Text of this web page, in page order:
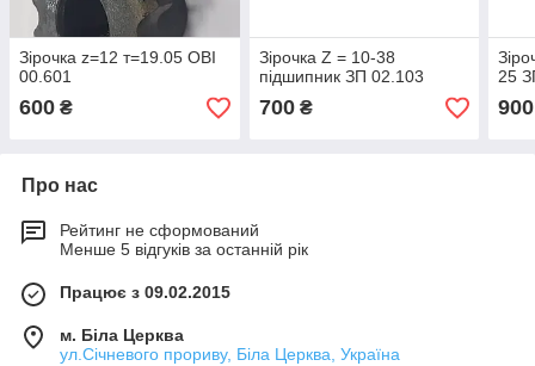
Зірочка z=12 т=19.05 ОВІ
00.601
600 ₴
Зірочка Z = 10-38
підшипник ЗП 02.103
700₴
25
900
Про нас
Рейтинг не сформований
Менше 5 відгуків за останній рік
Працює з 09.02.2015
м. Біла Церква
ул.Січневого прориву, Біла Церква, Україна